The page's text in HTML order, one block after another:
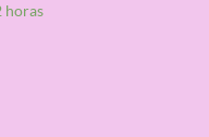
horas